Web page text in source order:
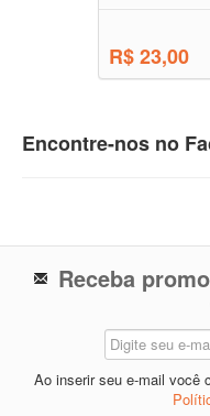
R$ 23,00
Encontre-nos no
Receba
Ao inserir seu e-mail você